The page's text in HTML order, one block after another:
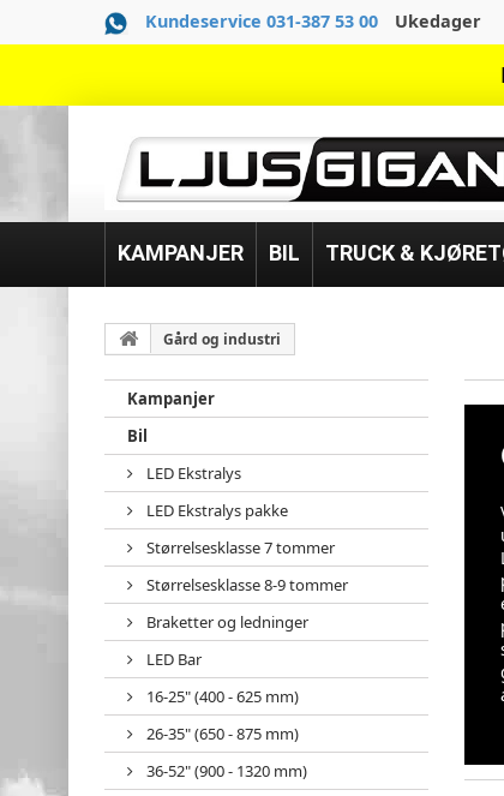
Kundeservice 031-387 53 00 Ukedager
KAMPANJER BIL TRUCK &
Gård og industri
Kampanjer
Bil
LED Ekstralys
LED Ekstralys pakke
Størrelsesklasse 7 tommer
Størrelsesklasse 8-9 tommer
Braketter og ledninger
LED Bar
16-25" (400 - 625 mm)
26-35" (650 - 875 mm)
36-52" (900 - 1320 mm)